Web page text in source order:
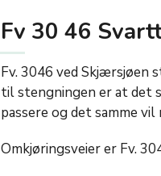
Fv 30 46
Fv. 3046 ved Skjærsjøen
til stengningen er at det
passere og det samme
Omkjøringsveier er Fv.